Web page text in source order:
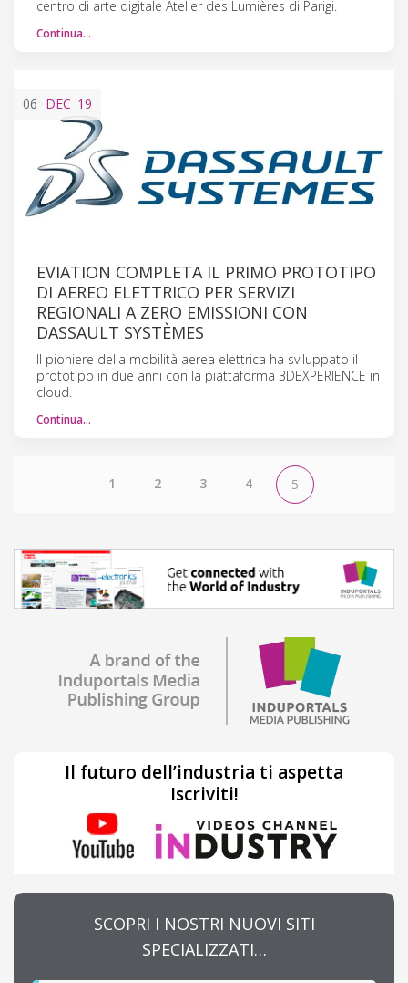
centro di arte digitale Atelier des Lumières di Parigi.
Continua…
06 DEC '19
EVIATION COMPLETA IL PRIMO PROTOTIPO
DI AEREO ELETTRICO PER SERVIZI
REGIONALI A ZERO EMISSIONI CON
DASSAULT SYSTÈMES
Il pioniere della mobilità aerea elettrica ha sviluppato il
prototipo in due anni con la piattaforma 3DEXPERIENCE in
cloud.
Continua…
1 2 3 4 5
Il futuro dell’industria ti aspetta
Iscriviti!
SCOPRI I NOSTRI NUOVI SITI
SPECIALIZZATI…